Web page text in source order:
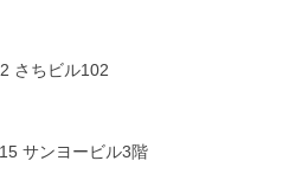
さちビル102
サンヨービル3階